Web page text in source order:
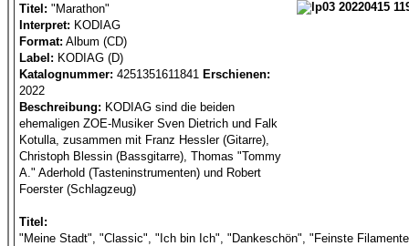
Titel: "Marathon"
Interpret: KODIAG
Format: Album (CD)
Label: KODIAG (D)
Katalognummer: 4251351611841 Erschienen:
2022
Beschreibung: KODIAG sind die beiden
ehemaligen ZOE-Musiker Sven Dietrich und Falk
Kotulla, zusammen mit Franz Hessler (Gitarre),
Christoph Blessin (Bassgitarre), Thomas "Tommy
A." Aderhold (Tasteninstrumenten) und Robert
Foerster (Schlagzeug)
Titel:
"Meine Stadt", "Classic", "Ich bin Ich", "Dankeschön", "Feinste